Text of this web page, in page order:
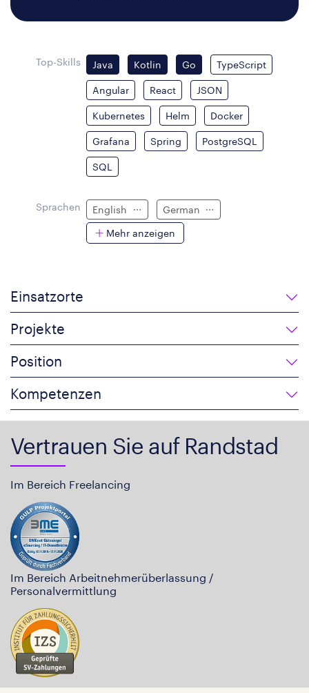
Top-Skills Java Kotlin Go TypeScript
Angular React JSON
Kubernetes Helm Docker
Grafana Spring PostgreSQL
SQL
Sprachen English
German
Mehr anzeigen
Einsatzorte
Projekte
Position
Kompetenzen
Vertrauen Sie auf Randstad
Im Bereich Freelancing
Im Bereich Arbeitnehmerüberlassung /
Personalvermittlung